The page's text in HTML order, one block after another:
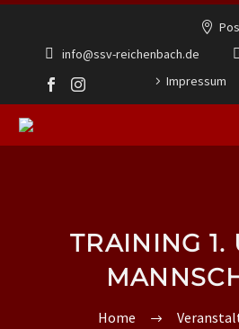
info@ssv-reichenbach.de
Impressum
TRAINING 1.
Home